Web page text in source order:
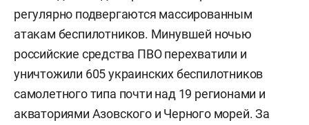
регулярно подвергаются массированным
атакам беспилотников. Минувшей ночью
российские средства ПВО перехватили и
уничтожили 605 украинских беспилотников
самолетного типа почти над 19 регионами и
акваториями Азовского и Черного морей. За